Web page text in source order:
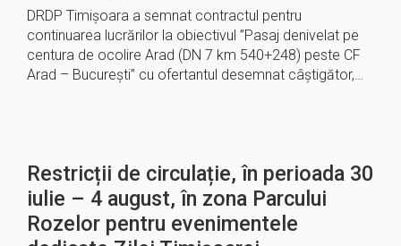
DRDP Timişoara a semnat contractul pentru
continuarea lucrărilor la obiectivul ”Pasaj denivelat pe
centura de ocolire Arad (DN 7 km 540+248) peste CF
Arad – București” cu ofertantul desemnat câștigător,…
Restricții de circulație, în perioada 30
iulie – 4 august, în zona Parcului
Rozelor pentru evenimentele